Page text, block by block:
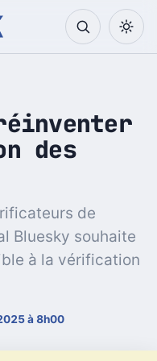
des
de
Bluesky souhaite
à la vérification
à 8h00